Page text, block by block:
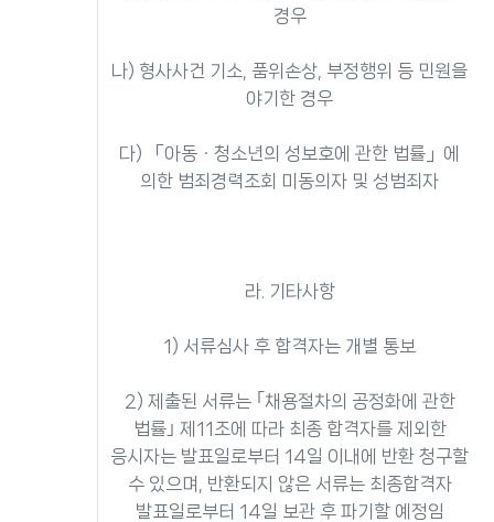
경우
나) 형사사건 기소, 품위손상, 부정행위 등 민원을
야기한 경우
다) 「아동ㆍ청소년의 성보호에 관한 법률」에
의한 범죄경력조회 미동의자 및 성범죄자
라. 기타사항
1) 서류심사 후 합격자는 개별 통보
2) 제출된 서류는 ｢채용절차의 공정화에 관한
법률｣ 제11조에 따라 최종 합격자를 제외한
응시자는 발표일로부터 14일 이내에 반환 청구할
수 있으며, 반환되지 않은 서류는 최종합격자
발표일로부터 14일 보관 후 파기할 예정임